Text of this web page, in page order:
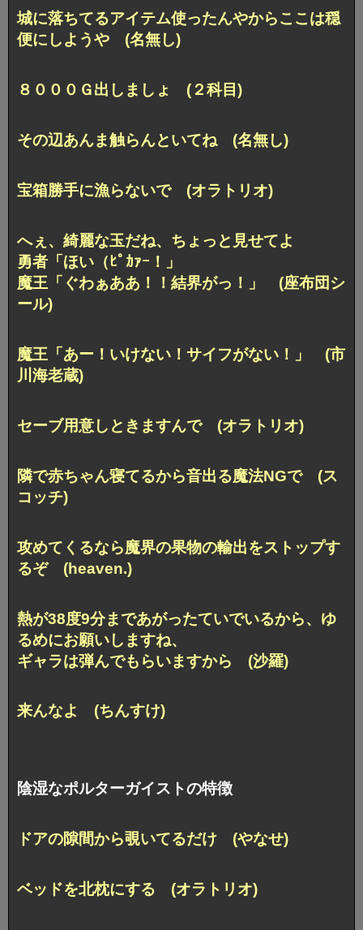
城に落ちてるアイテム使ったんやからここは穏
便にしようや (名無し)
８０００Ｇ出しましょ (２科目)
その辺あんま触らんといてね (名無し)
宝箱勝手に漁らないで (オラトリオ)
へぇ、綺麗な玉だね、ちょっと見せてよ
勇者「ほい（ﾋﾟｶｧｰ！」
魔王「ぐわぁああ！！結界がっ！」 (座布団シ
ール)
魔王「あー！いけない！サイフがない！」 (市
川海老蔵)
セーブ用意しときますんで (オラトリオ)
隣で赤ちゃん寝てるから音出る魔法NGで (ス
コッチ)
攻めてくるなら魔界の果物の輸出をストップす
るぞ (heaven.)
熱が38度9分まであがったていでいるから、ゆ
るめにお願いしますね、
ギャラは弾んでもらいますから (沙羅)
来んなよ (ちんすけ)
陰湿なポルターガイストの特徴
ドアの隙間から覗いてるだけ (やなせ)
ベッドを北枕にする (オラトリオ)